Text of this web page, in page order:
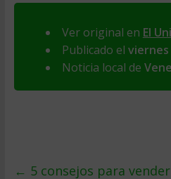
Ver original en El
Publicado el viernes
Noticia local de
← 5 consejos para